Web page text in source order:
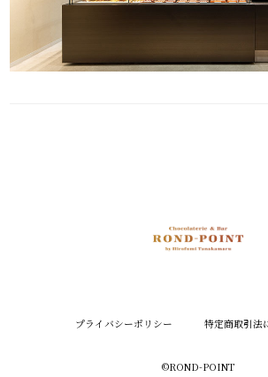
プライバシーポリシー 特定商取引法
©︎ROND-POINT